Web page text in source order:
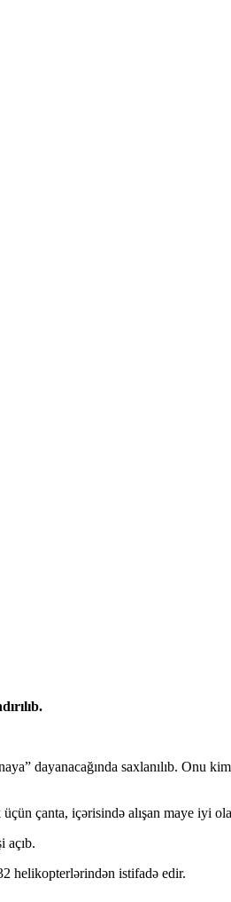
dayanacağında saxlanılıb. Onu
çanta, içərisində alışan maye iyi
açıb.
helikopterlərindən istifadə edir.